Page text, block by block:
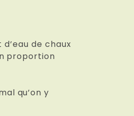
de chaux
proportion
qu’on y